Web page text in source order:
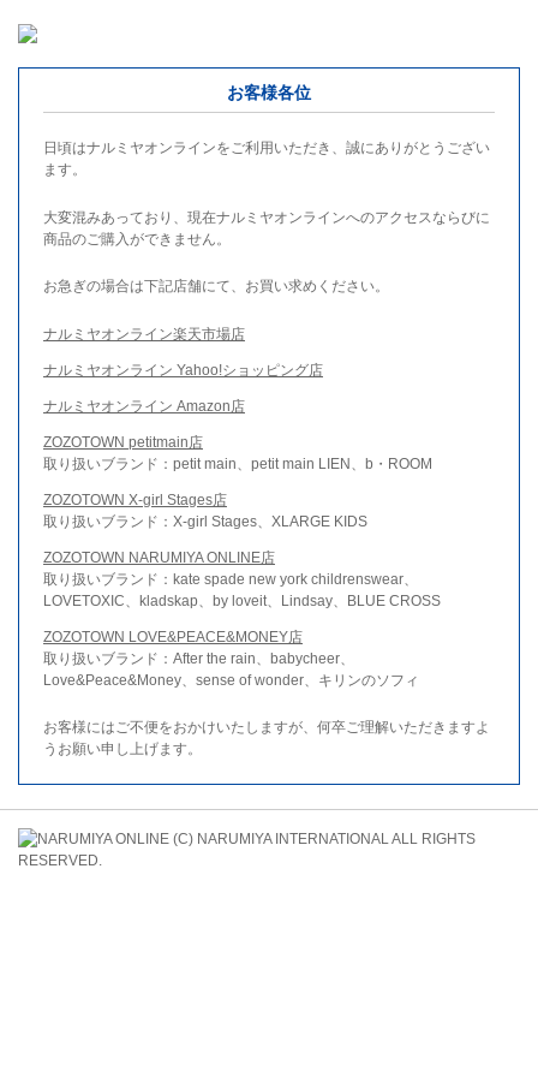
お客様各位
日頃はナルミヤオンラインをご利用いただき、誠にありがとうござい
ます。
大変混みあっており、現在ナルミヤオンラインへのアクセスならびに
商品のご購入ができません。
お急ぎの場合は下記店舗にて、お買い求めください。
ナルミヤオンライン楽天市場店
ナルミヤオンライン Yahoo!ショッピング店
ナルミヤオンライン Amazon店
ZOZOTOWN petitmain店
取り扱いブランド：petit main、petit main LIEN、b・ROOM
ZOZOTOWN X-girl Stages店
取り扱いブランド：X-girl Stages、XLARGE KIDS
ZOZOTOWN NARUMIYA ONLINE店
取り扱いブランド：kate spade new york childrenswear、
LOVETOXIC、kladskap、by loveit、Lindsay、BLUE CROSS
ZOZOTOWN LOVE&PEACE&MONEY店
取り扱いブランド：After the rain、babycheer、
Love&Peace&Money、sense of wonder、キリンのソフィ
お客様にはご不便をおかけいたしますが、何卒ご理解いただきますよ
うお願い申し上げます。